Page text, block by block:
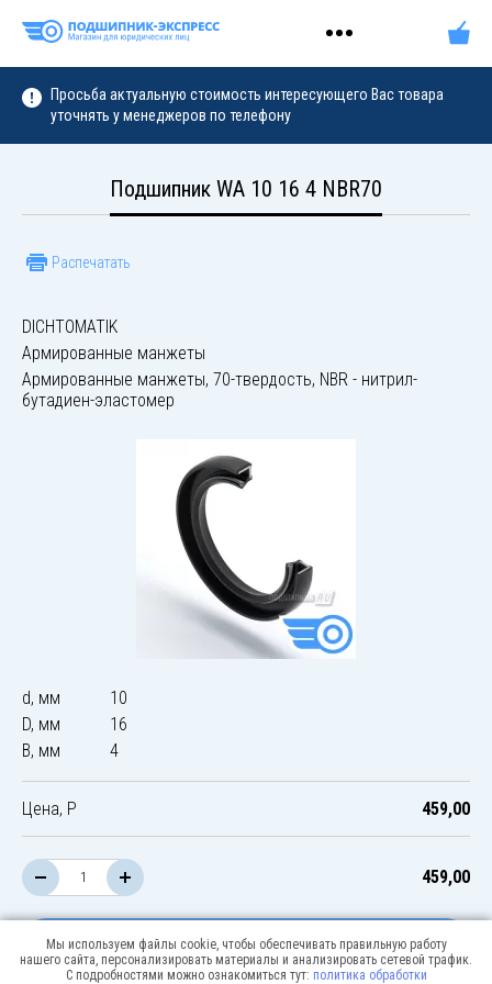
Просьба актуальную стоимость интересующего Вас товара
уточнять у менеджеров по телефону
Подшипник WA 10 16 4 NBR70
Распечатать
DICHTOMATIK
Армированные манжеты
Армированные манжеты, 70-твердость, NBR - нитрил-
бутадиен-эластомер
d, мм
10
D, мм
16
B, мм
4
Цена, Р 459,00
459,00
В корзину
Мы используем файлы cookie, чтобы обеспечивать правильную работу
нашего сайта, персонализировать материалы и анализировать сетевой трафик.
С подробностями можно ознакомиться тут: политика обработки